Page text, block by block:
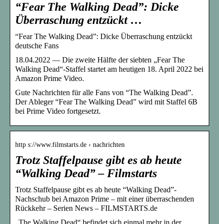
“Fear The Walking Dead”: Dicke
Überraschung entzückt …
“Fear The Walking Dead”: Dicke Überraschung entzückt
deutsche Fans
18.04.2022 — Die zweite Hälfte der siebten „Fear The
Walking Dead“-Staffel startet am heutigen 18. April 2022 bei
Amazon Prime Video.
Gute Nachrichten für alle Fans von “The Walking Dead”.
Der Ableger “Fear The Walking Dead” wird mit Staffel 6B
bei Prime Video fortgesetzt.
http s://www.filmstarts.de › nachrichten
Trotz Staffelpause gibt es ab heute
“Walking Dead” – Filmstarts
Trotz Staffelpause gibt es ab heute “Walking Dead”-
Nachschub bei Amazon Prime – mit einer überraschenden
Rückkehr – Serien News – FILMSTARTS.de